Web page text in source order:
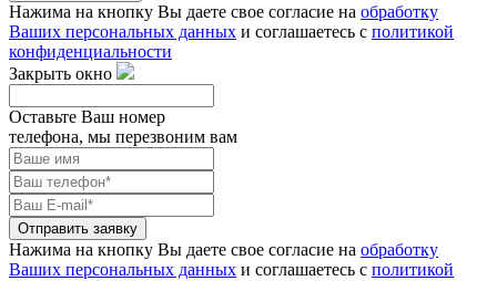
Нажима на кнопку Вы даете свое согласие на обработку
Ваших персональных данных и соглашаетесь с политикой
конфиденциальности
Закрыть окно
Оставьте Ваш номер
телефона, мы перезвоним вам
Отправить заявку
Нажима на кнопку Вы даете свое согласие на обработку
Ваших персональных данных и соглашаетесь с политикой